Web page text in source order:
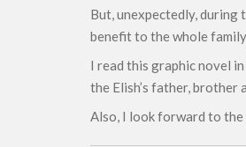
But, unexpectedly, during
benefit to the whole
I read this graphic novel
the Elish’s father, brother
Also, I look forward to the